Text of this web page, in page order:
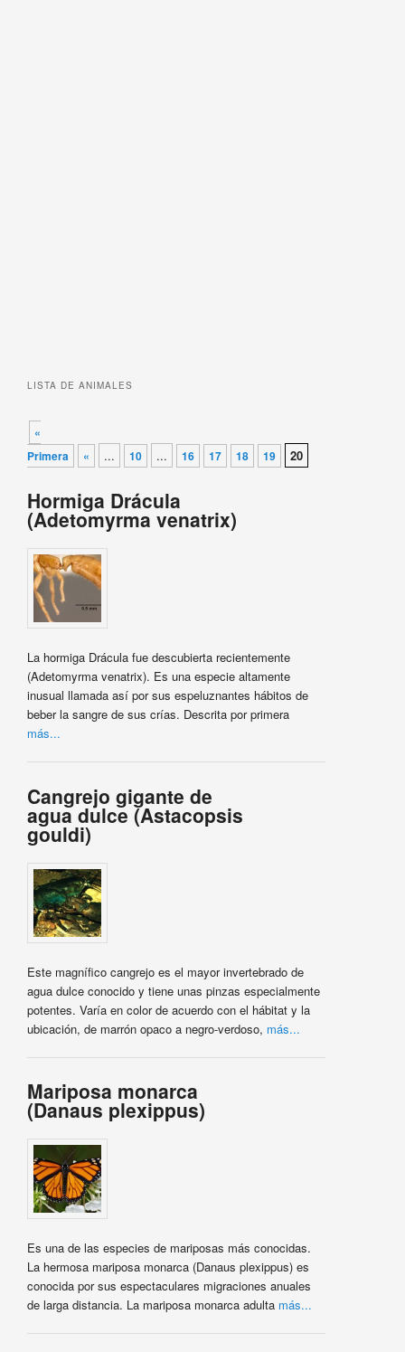
LISTA DE ANIMALES
Navegador de artículos
«
Primera
« ... 10 ... 16 17 18 19 20
Hormiga Drácula
(Adetomyrma venatrix)
La hormiga Drácula fue descubierta recientemente
(Adetomyrma venatrix). Es una especie altamente
inusual llamada así por sus espeluznantes hábitos de
beber la sangre de sus crías. Descrita por primera
más...
Cangrejo gigante de
agua dulce (Astacopsis
gouldi)
Este magnífico cangrejo es el mayor invertebrado de
agua dulce conocido y tiene unas pinzas especialmente
potentes. Varía en color de acuerdo con el hábitat y la
ubicación, de marrón opaco a negro-verdoso, más...
Mariposa monarca
(Danaus plexippus)
Es una de las especies de mariposas más conocidas.
La hermosa mariposa monarca (Danaus plexippus) es
conocida por sus espectaculares migraciones anuales
de larga distancia. La mariposa monarca adulta más...